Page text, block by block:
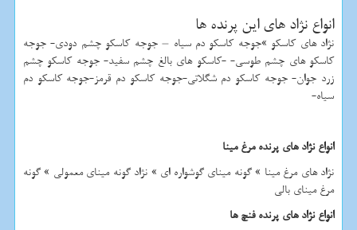
انواع نژاد های این پرنده ها
نژاد های کاسکو »جوجه کاسکو دم سیاه – جوجه کاسکو چشم دودی- جوجه
کاسکو های چشم طوسی- -کاسکو های بالغ چشم سفید- جوجه کاسکو چشم
زرد جوان- جوجه کاسکو دم شگلاتی-جوجه کاسکو دم قرمز-جوجه کاسکو دم
سیاه-
انواع نژاد های پرنده مرغ مینا
نژاد های مرغ مینا » گونه مینای گوشواره ای » نژاد گونه مینای معمولی » گونه
مرغ مینای بالی
انواع نژاد های پرنده فنچ ها